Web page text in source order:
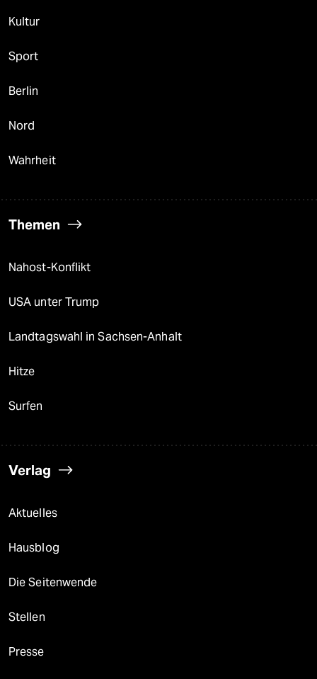
Kultur
Sport
Berlin
Nord
Wahrheit
Themen
Nahost-Konflikt
USA unter Trump
Landtagswahl in Sachsen-Anhalt
Hitze
Surfen
Verlag
Aktuelles
Hausblog
Die Seitenwende
Stellen
Presse